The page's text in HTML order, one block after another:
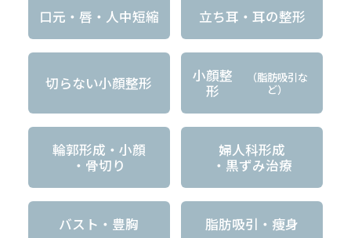
口元・唇・人中短縮 立ち耳・耳の整形
切らない小顔整形
小顔整
形
（脂肪吸引な
ど）
輪郭形成・小顔
・骨切り
婦人科形成
・黒ずみ治療
バスト・豊胸 脂肪吸引・痩身